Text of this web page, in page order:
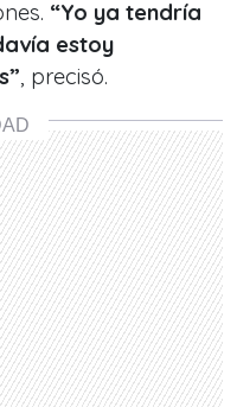
“Yo ya tendría
estoy
, precisó.